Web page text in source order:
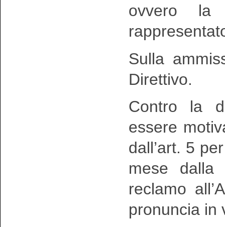
ovvero la
Sulla
Direttivo.
Contro la
essere
dall’art. 5
mese dalla
reclamo
pronuncia in